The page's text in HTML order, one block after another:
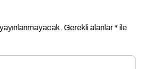
Gerekli alanlar* ile